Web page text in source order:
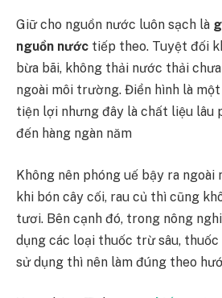
Giữ cho nguồn nước luôn sạch là
nguồn nước tiếp theo. Tuyệt đối
bừa bãi, không thải nước thải
ngoài môi trường. Điển hình là
tiện lợi nhưng đây là chất liệu lâu
đến hàng ngàn năm
Không nên phóng uế bậy ra ngoài
khi bón cây cối, rau củ thì cũng
tươi. Bên cạnh đó, trong nông
dụng các loại thuốc trừ sâu,
sử dụng thì nên làm đúng theo